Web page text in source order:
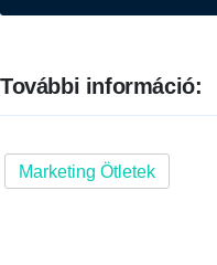
További információ:
Marketing Ötletek